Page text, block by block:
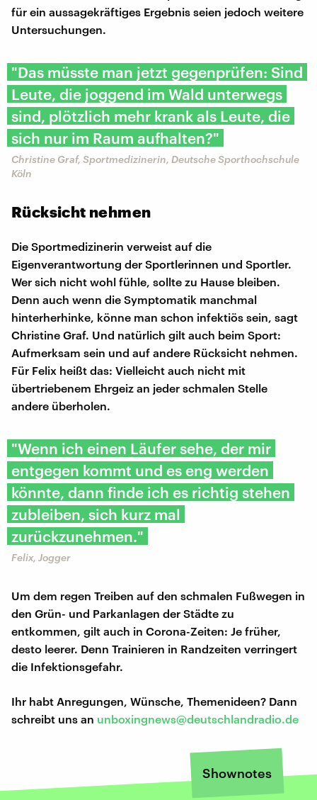
für ein aussagekräftiges Ergebnis seien jedoch weitere
Untersuchungen.
"Das müsste man jetzt gegenprüfen: Sind
Leute, die joggend im Wald unterwegs
sind, plötzlich mehr krank als Leute, die
sich nur im Raum aufhalten?"
Christine Graf, Sportmedizinerin, Deutsche Sporthochschule
Köln
Rücksicht nehmen
Die Sportmedizinerin verweist auf die
Eigenverantwortung der Sportlerinnen und Sportler.
Wer sich nicht wohl fühle, sollte zu Hause bleiben.
Denn auch wenn die Symptomatik manchmal
hinterherhinke, könne man schon infektiös sein, sagt
Christine Graf. Und natürlich gilt auch beim Sport:
Aufmerksam sein und auf andere Rücksicht nehmen.
Für Felix heißt das: Vielleicht auch nicht mit
übertriebenem Ehrgeiz an jeder schmalen Stelle
andere überholen.
"Wenn ich einen Läufer sehe, der mir
entgegen kommt und es eng werden
könnte, dann finde ich es richtig stehen
zubleiben, sich kurz mal
zurückzunehmen."
Felix, Jogger
Um dem regen Treiben auf den schmalen Fußwegen in
den Grün- und Parkanlagen der Städte zu
entkommen, gilt auch in Corona-Zeiten: Je früher,
desto leerer. Denn Trainieren in Randzeiten verringert
die Infektionsgefahr.
Ihr habt Anregungen, Wünsche, Themenideen? Dann
schreibt uns an unboxingnews@deutschlandradio.de
Shownotes